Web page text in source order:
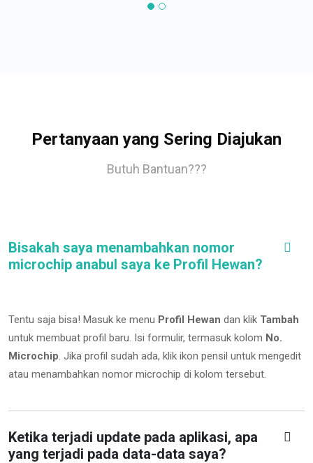
Pertanyaan yang Sering Diajukan
Butuh Bantuan???
Bisakah saya menambahkan nomor
microchip anabul saya ke Profil Hewan?
Tentu saja bisa! Masuk ke menu Profil Hewan dan klik Tambah
untuk membuat profil baru. Isi formulir, termasuk kolom No.
Microchip. Jika profil sudah ada, klik ikon pensil untuk mengedit
atau menambahkan nomor microchip di kolom tersebut.
Ketika terjadi update pada aplikasi, apa
yang terjadi pada data-data saya?